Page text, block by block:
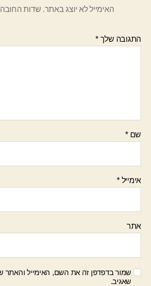
האימייל לא יוצג באתר. שדות
התגובה שלך*
שם*
אימייל*
אתר
שמור בדפדפן זה את השם, האימייל והאתר
שאגיב.